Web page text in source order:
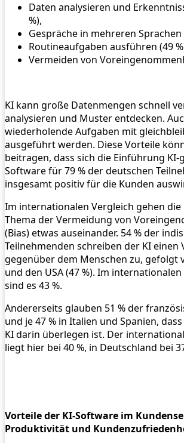
Daten analysieren und
%),
Gespräche in mehreren Sprachen
Routineaufgaben ausführen (49
Vermeiden von
KI kann große Datenmengen schnell
analysieren und Muster entdecken.
wiederholende Aufgaben mit
ausgeführt werden. Diese Vorteile
beitragen, dass sich die Einführung
Software für 79 % der deutschen
insgesamt positiv für die Kunden
Im internationalen Vergleich gehen
Thema der Vermeidung von
(Bias) etwas auseinander. 54 % der
Teilnehmenden schreiben der KI einen
gegenüber dem Menschen zu, gefolgt
und den USA (47 %). Im
sind es 43 %.
Andererseits glauben 51 % der
und je 47 % in Italien und Spanien,
KI darin überlegen ist. Der
liegt hier bei 40 %, in Deutschland bei
Vorteile der KI-Software im
Produktivität und